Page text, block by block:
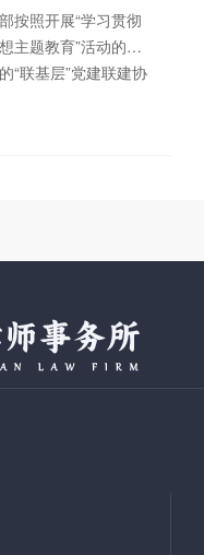
。撰稿/编辑：郎松
何通过团队合作来
场的同仁们共同探
、突破自我，并利
涛审 核：郭书铭
照开展“学习贯彻
主题教育”活动的计
“联基层”党建联建协
律师根据《预防未
谨慎交朋友、切莫
救本领。 李律师
养，用科学知识武
，勿以恶小而为
郭书铭